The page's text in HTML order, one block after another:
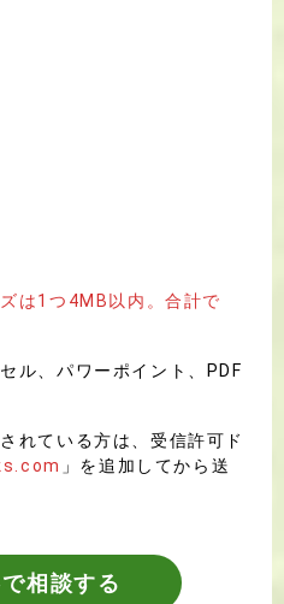
は1つ4MB以内。合計で
ル、パワーポイント、PDF
れている方は、受信許可ド
」を追加してから送
相談する